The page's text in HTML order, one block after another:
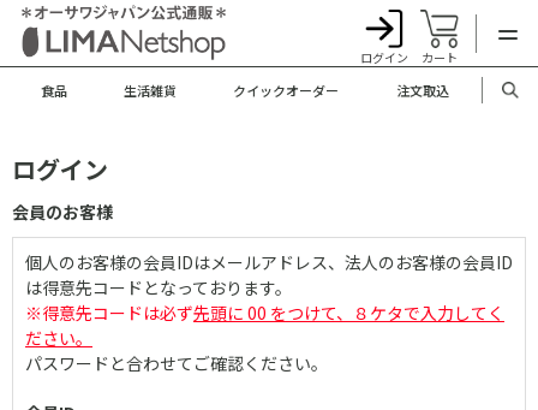
ログイン カート
食品 生活雑貨 クイックオーダー 注文取込
ログイン
会員のお客様
個人のお客様の会員IDはメールアドレス、法人のお客様の会員ID
は得意先コードとなっております。
※得意先コードは必ず先頭に 00 をつけて、８ケタで入力してく
ださい。
パスワードと合わせてご確認ください。